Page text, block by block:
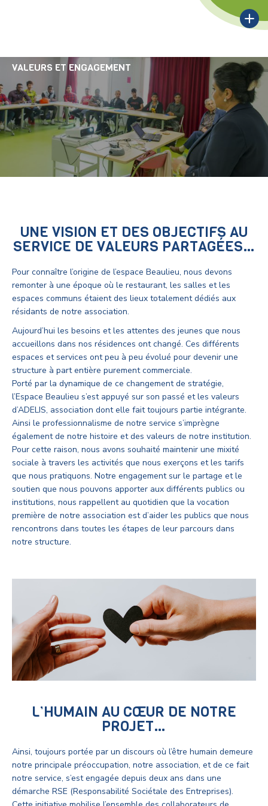
VALEURS ET ENGAGEMENT
UNE VISION ET DES OBJECTIFS AU
SERVICE DE VALEURS PARTAGÉES…
Pour connaître l’origine de l’espace Beaulieu, nous devons
remonter à une époque où le restaurant, les salles et les
espaces communs étaient des lieux totalement dédiés aux
résidants de notre association.
Aujourd’hui les besoins et les attentes des jeunes que nous
accueillons dans nos résidences ont changé. Ces différents
espaces et services ont peu à peu évolué pour devenir une
structure à part entière purement commerciale.
Porté par la dynamique de ce changement de stratégie,
l’Espace Beaulieu s’est appuyé sur son passé et les valeurs
d’ADELIS, association dont elle fait toujours partie intégrante.
Ainsi le professionnalisme de notre service s’imprègne
également de notre histoire et des valeurs de notre institution.
Pour cette raison, nous avons souhaité maintenir une mixité
sociale à travers les activités que nous exerçons et les tarifs
que nous pratiquons. Notre engagement sur le partage et le
soutien que nous pouvons apporter aux différents publics ou
institutions, nous rappellent au quotidien que la vocation
première de notre association est d’aider les publics que nous
rencontrons dans toutes les étapes de leur parcours dans
notre structure.
L’HUMAIN AU CŒUR DE NOTRE
PROJET…
Ainsi, toujours portée par un discours où l’être humain demeure
notre principale préoccupation, notre association, et de ce fait
notre service, s’est engagée depuis deux ans dans une
démarche RSE (Responsabilité Sociétale des Entreprises).